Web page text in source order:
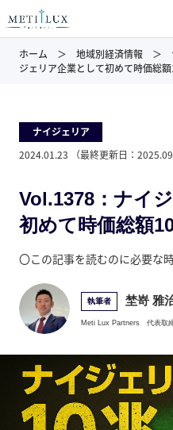
ホーム 地域別経済情報
ジェリア企業として初めて時価総
ナイジェリア
2024.01.23
（最終更新日：
Vol.1378：ナイ
初めて時価総額
〇この記事を読むのに必要な
執筆者 埜嵜 雅
Meti Lux Partners 代表取